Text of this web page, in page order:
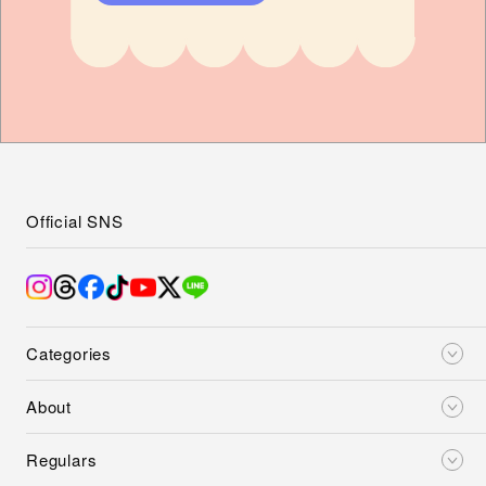
Categories
About
Regulars
Official SNS